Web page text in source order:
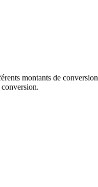
montants de conversion